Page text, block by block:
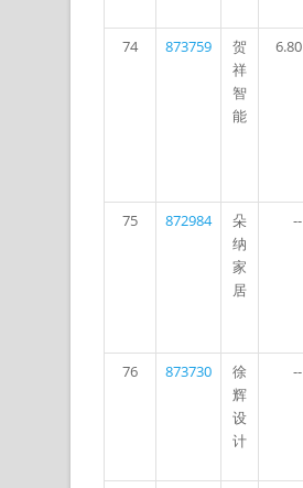
74
873759
贺
祥
智
能
6.80
75
872984
朵
纳
家
居
--
76
873730
徐
辉
设
计
--